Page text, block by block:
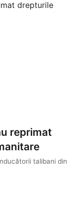
reprimat
talibani din